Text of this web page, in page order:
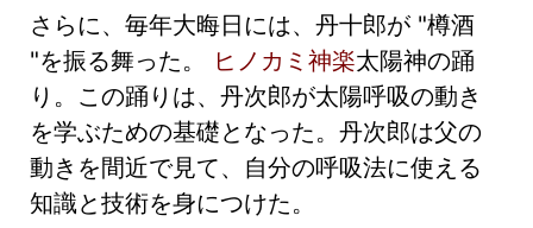
さらに、毎年大晦日には、丹十郎が "樽酒
"を振る舞った。
ヒノカミ神楽太陽神の踊
り。この踊りは、丹次郎が太陽呼吸の動き
を学ぶための基礎となった。丹次郎は父の
動きを間近で見て、自分の呼吸法に使える
知識と技術を身につけた。